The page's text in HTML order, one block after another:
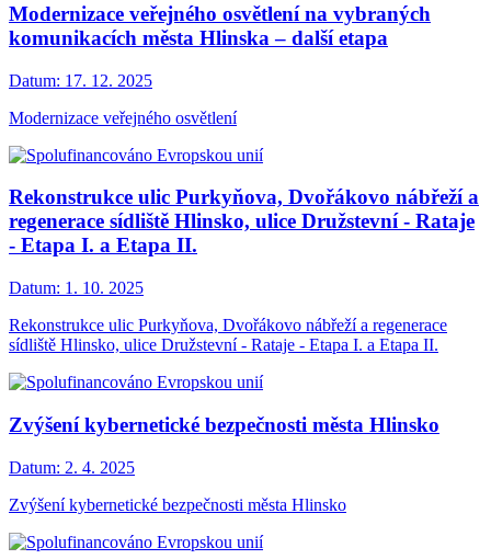
Modernizace veřejného osvětlení na vybraných
komunikacích města Hlinska – další etapa
Datum: 17. 12. 2025
Modernizace veřejného osvětlení
Rekonstrukce ulic Purkyňova, Dvořákovo nábřeží a
regenerace sídliště Hlinsko, ulice Družstevní - Rataje
- Etapa I. a Etapa II.
Datum: 1. 10. 2025
Rekonstrukce ulic Purkyňova, Dvořákovo nábřeží a regenerace
sídliště Hlinsko, ulice Družstevní - Rataje - Etapa I. a Etapa II.
Zvýšení kybernetické bezpečnosti města Hlinsko
Datum: 2. 4. 2025
Zvýšení kybernetické bezpečnosti města Hlinsko